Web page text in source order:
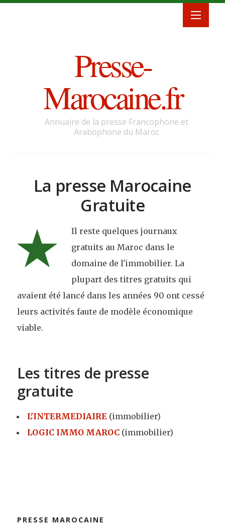
Presse-
Marocaine.fr
Annuaire de la presse Francophone et
Arabophone du Maroc
La presse Marocaine
Gratuite
Il reste quelques journaux
gratuits au Maroc dans le
domaine de l'immobilier. La
plupart des titres gratuits qui
avaient été lancé dans les années 90 ont cessé
leurs activités faute de modèle économique
viable.
Les titres de presse
gratuite
L'INTERMEDIAIRE (immobilier)
LOGIC IMMO MAROC (immobilier)
PRESSE MAROCAINE